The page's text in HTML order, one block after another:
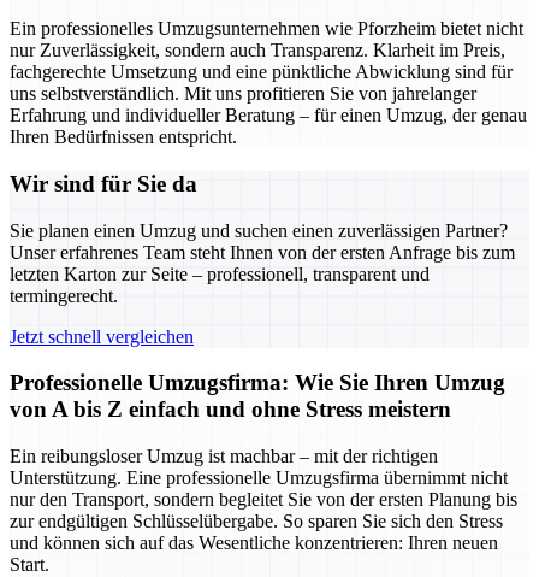
Ein professionelles Umzugsunternehmen wie Pforzheim bietet nicht
nur Zuverlässigkeit, sondern auch Transparenz. Klarheit im Preis,
fachgerechte Umsetzung und eine pünktliche Abwicklung sind für
uns selbstverständlich. Mit uns profitieren Sie von jahrelanger
Erfahrung und individueller Beratung – für einen Umzug, der genau
Ihren Bedürfnissen entspricht.
Wir sind für Sie da
Sie planen einen Umzug und suchen einen zuverlässigen Partner?
Unser erfahrenes Team steht Ihnen von der ersten Anfrage bis zum
letzten Karton zur Seite – professionell, transparent und
termingerecht.
Jetzt schnell vergleichen
Professionelle Umzugsfirma: Wie Sie Ihren Umzug
von A bis Z einfach und ohne Stress meistern
Ein reibungsloser Umzug ist machbar – mit der richtigen
Unterstützung. Eine professionelle Umzugsfirma übernimmt nicht
nur den Transport, sondern begleitet Sie von der ersten Planung bis
zur endgültigen Schlüsselübergabe. So sparen Sie sich den Stress
und können sich auf das Wesentliche konzentrieren: Ihren neuen
Start.